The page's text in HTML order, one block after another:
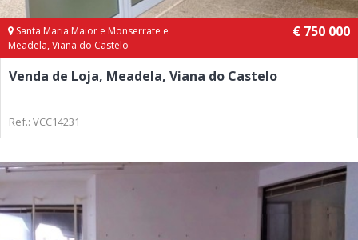
Santa Maria Maior e Monserrate e
Meadela, Viana do Castelo
€ 750 000
Venda de Loja, Meadela, Viana do Castelo
Ref.: VCC14231